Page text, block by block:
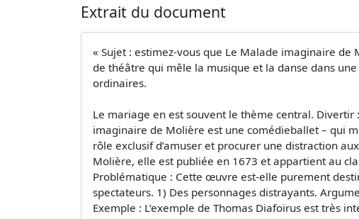
Extrait du document
« Sujet : estimez-vous que Le Malade imaginaire de
de théâtre qui mêle la musique et la danse dans
ordinaires.
Le mariage en est souvent le thème central.
imaginaire de Molière est une comédieballet – qui
rôle exclusif d’amuser et procurer une distraction
Molière, elle est publiée en 1673 et appartient au
Problématique : Cette œuvre est-elle purement
spectateurs. 1) Des personnages distrayants.
Exemple : L’exemple de Thomas Diafoirus est très